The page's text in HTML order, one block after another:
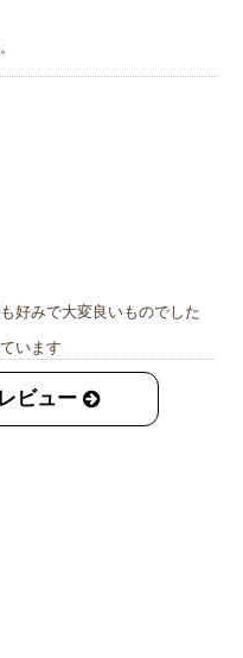
好みで大変良いものでした
います
ビュー